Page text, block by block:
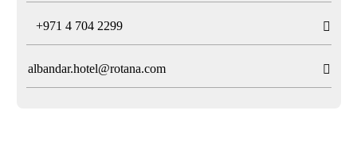

+971 4 704 2299

albandar.hotel@rotana.com